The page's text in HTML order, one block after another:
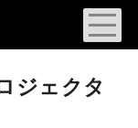
ジェクタ